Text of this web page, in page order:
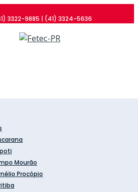
3322-9885 | (41) 3324-5636
Mourão
Procópio